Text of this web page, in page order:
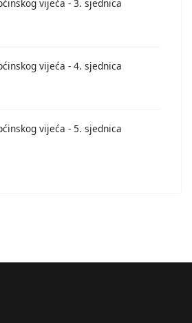
vijeća - 3. sjednica
vijeća - 4. sjednica
vijeća - 5. sjednica